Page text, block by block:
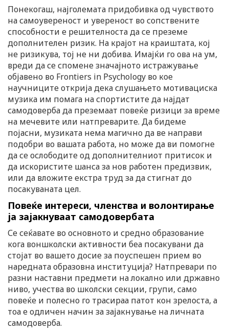
Понекогаш, најголемата придобивка од чувството
на самоувереност и увереност во сопствените
способности е решителноста да се преземе
дополнителен ризик. На крајот на краиштата, кој
не ризикува, тој не ни добива. Имајќи го ова на ум,
вреди да се спомене значајното истражување
објавено во Frontiers in Psychology во кое
научниците открија дека слушањето мотивациска
музика им помага на спортистите да најдат
самодоверба да преземаат повеќе ризици за време
на мечевите или натпреварите. Да бидеме
појасни, музиката нема магично да ве направи
подобри во вашата работа, но може да ви помогне
да се ослободите од дополнителниот притисок и
да искористите шанса за нов работен предизвик,
или да вложите екстра труд за да стигнат до
посакуваната цел.
Повеќе интереси, членства и волонтирање
ја зајакнуваат самодовербата
Се сеќавате во основното и средно образование
кога воншколски активности беа посакувани да
стојат во вашето досие за поуспешен прием во
наредната образовна институција? Натпревари по
разни наставни предмети на локално или државно
ниво, учества во школски секции, групи, само
повеќе и полесно го трасираа патот кон зрелоста, а
тоа е одличен начин за зајакнување на личната
самодоверба.